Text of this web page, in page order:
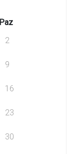
Paz
2
9
16
23
30